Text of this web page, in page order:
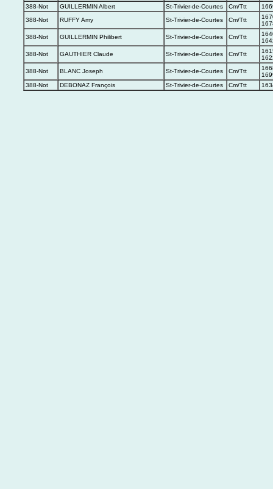
388-Not
GUILLERMIN Albert St-Trivier-de-Courtes Cm/Ttt
388-Not
RUFFY Amy St-Trivier-de-Courtes Cm/Ttt
388-Not
GUILLERMIN Philibert St-Trivier-de-Courtes Cm/Ttt
388-Not
GAUTHIER Claude St-Trivier-de-Courtes Cm/Ttt
388-Not
BLANC Joseph St-Trivier-de-Courtes Cm/Ttt
388-Not
DEBONAZ François St-Trivier-de-Courtes Cm/Ttt